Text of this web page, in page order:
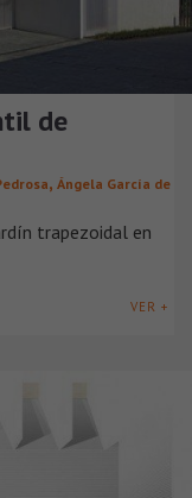
de
, Ángela García de
trapezoidal en
VER +